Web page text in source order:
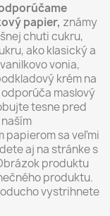
papier, známy
chuti cukru,
ako klasický a
vonia,
krém na
maslový
tesne pred
papierom sa veľmi
aj na stránke s
produktu
produktu.
vystrihnete